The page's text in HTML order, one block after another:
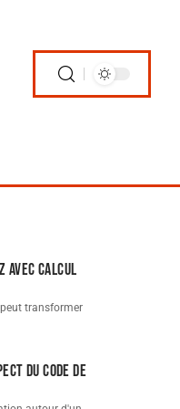
avec Calcul
transformer
du code de